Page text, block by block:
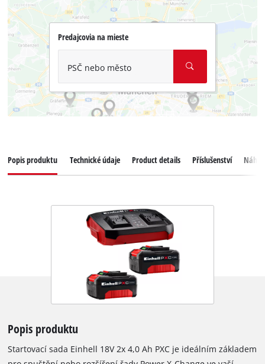
Predajcovia na mieste
PSČ nebo město
Popis produktu Technické údaje Product details Příslušenství
Popis produktu
Startovací sada Einhell 18V 2x 4,0 Ah PXC je ideálním základem